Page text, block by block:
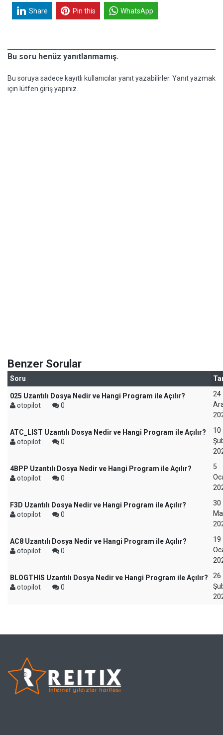
Share Pin this WhatsApp
Bu soru henüz yanıtlanmamış.
Bu soruya sadece kayıtlı kullanıcılar yanıt yazabilirler. Yanıt yazmak
için lütfen giriş yapınız.
Benzer Sorular
Soru
025 Uzantılı Dosya Nedir ve Hangi Program ile Açılır?
otopilot
0
24
ATC_LIST Uzantılı Dosya Nedir ve Hangi Program ile Açılır?
otopilot
0
10
4BPP Uzantılı Dosya Nedir ve Hangi Program ile Açılır?
otopilot
0
5
F3D Uzantılı Dosya Nedir ve Hangi Program ile Açılır?
otopilot
0
30
AC8 Uzantılı Dosya Nedir ve Hangi Program ile Açılır?
otopilot
0
19
BLOGTHIS Uzantılı Dosya Nedir ve Hangi Program ile Açılır?
otopilot
0
26